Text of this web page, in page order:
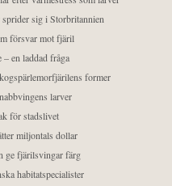
sig i Storbritannien
försvar mot fjäril
en laddad fråga
former
larver
för stadslivet
miljontals dollar
ge fjärilsvingar färg
habitatspecialister